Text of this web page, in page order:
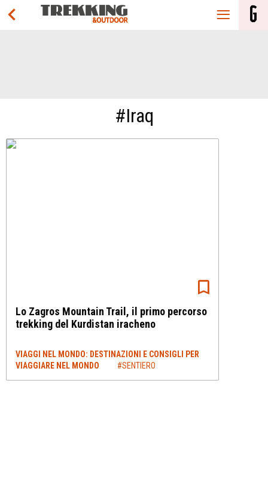
#Iraq
Lo Zagros Mountain Trail, il primo percorso
trekking del Kurdistan iracheno
VIAGGI NEL MONDO: DESTINAZIONI E CONSIGLI PER
VIAGGIARE NEL MONDO
#SENTIERO